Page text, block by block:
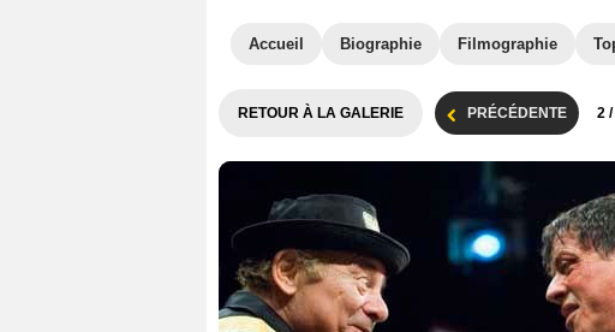
Accueil Biographie Filmographie
RETOUR À LA GALERIE PRÉCÉDENTE 2